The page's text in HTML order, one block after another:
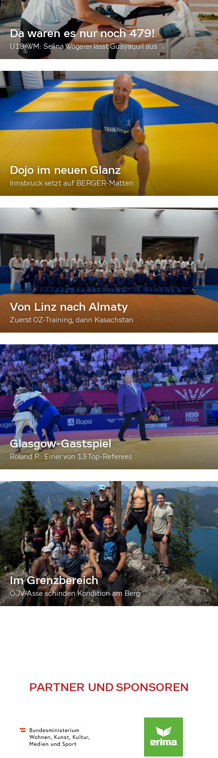
Da waren es nur noch 479!
U18-WM: Selina Wögerer lässt Guayaquil aus
Dojo im neuen Glanz
Innsbruck setzt auf BERGER-Matten
Von Linz nach Almaty
Zuerst OZ-Training, dann Kasachstan
Glasgow-Gastspiel
Roland P.: Einer von 13 Top-Referees
Im Grenzbereich
ÖJV-Asse schinden Kondition am Berg
PARTNER UND SPONSOREN